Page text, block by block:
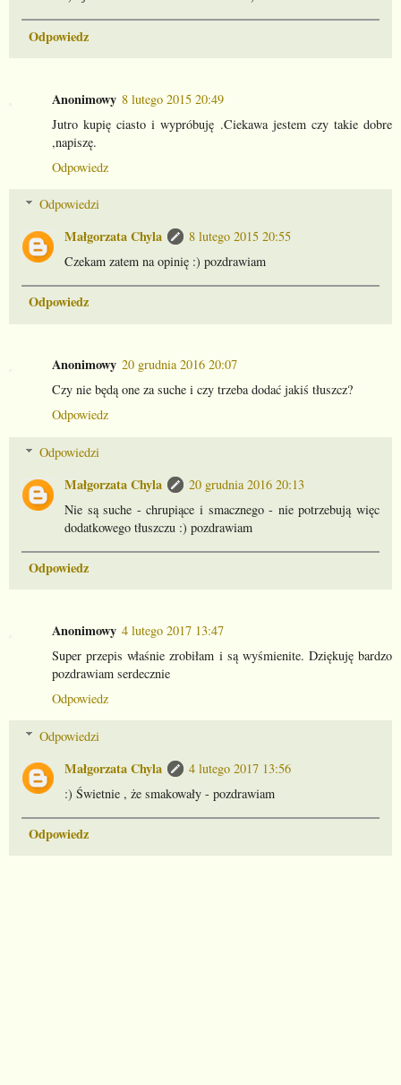
Odpowiedz
Anonimowy 8 lutego 2015 20:49
Jutro kupię ciasto i wypróbuję .Ciekawa jestem czy takie dobre
,napiszę.
Odpowiedz
Odpowiedzi
Małgorzata Chyla
8 lutego 2015 20:55
Czekam zatem na opinię :) pozdrawiam
Odpowiedz
Anonimowy 20 grudnia 2016 20:07
Czy nie będą one za suche i czy trzeba dodać jakiś tłuszcz?
Odpowiedz
Odpowiedzi
Małgorzata Chyla
20 grudnia 2016 20:13
Nie są suche - chrupiące i smacznego - nie potrzebują więc
dodatkowego tłuszczu :) pozdrawiam
Odpowiedz
Anonimowy 4 lutego 2017 13:47
Super przepis właśnie zrobiłam i są wyśmienite. Dziękuję bardzo
pozdrawiam serdecznie
Odpowiedz
Odpowiedzi
Małgorzata Chyla
4 lutego 2017 13:56
:) Świetnie , że smakowały - pozdrawiam
Odpowiedz